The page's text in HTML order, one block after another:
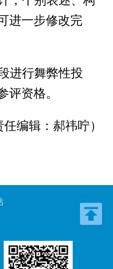
进一步修改完
进行舞弊性投
评资格。
任编辑：郝祎咛）